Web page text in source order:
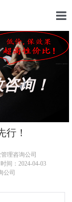
询！
首页
关于我
薪酬设
行！
理咨询公司
时间：2024-04-03
公司